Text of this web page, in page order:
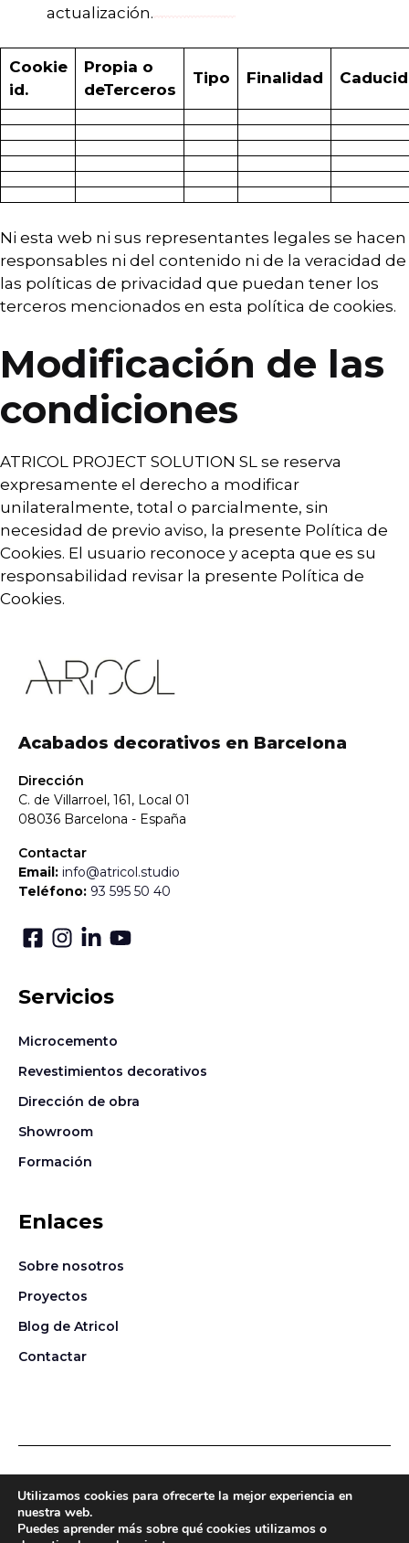
actualización.
Cookie
id.
Propia o
deTerceros
Tipo Finalidad
Ni esta web ni sus representantes legales se hacen
responsables ni del contenido ni de la veracidad de
las políticas de privacidad que puedan tener los
terceros mencionados en esta política de cookies.
Modificación de las
condiciones
ATRICOL PROJECT SOLUTION SL se reserva
expresamente el derecho a modificar
unilateralmente, total o parcialmente, sin
necesidad de previo aviso, la presente Política de
Cookies. El usuario reconoce y acepta que es su
responsabilidad revisar la presente Política de
Cookies.
Acabados decorativos en Barcelona
Dirección
C. de Villarroel, 161, Local 01
08036 Barcelona - España
Contactar
Email: info@atricol.studio
Teléfono: 93 595 50 40
Servicios
Microcemento
Revestimientos decorativos
Dirección de obra
Showroom
Formación
Enlaces
Sobre nosotros
Proyectos
Blog de Atricol
Contactar
© 2026 Atricol S. A. Todos los derechos reservados ·
Política de privacidadPolítica de cookiesAviso legal
Utilizamos cookies para ofrecerte la mejor experiencia en
nuestra web.
Puedes aprender más sobre qué cookies utilizamos o